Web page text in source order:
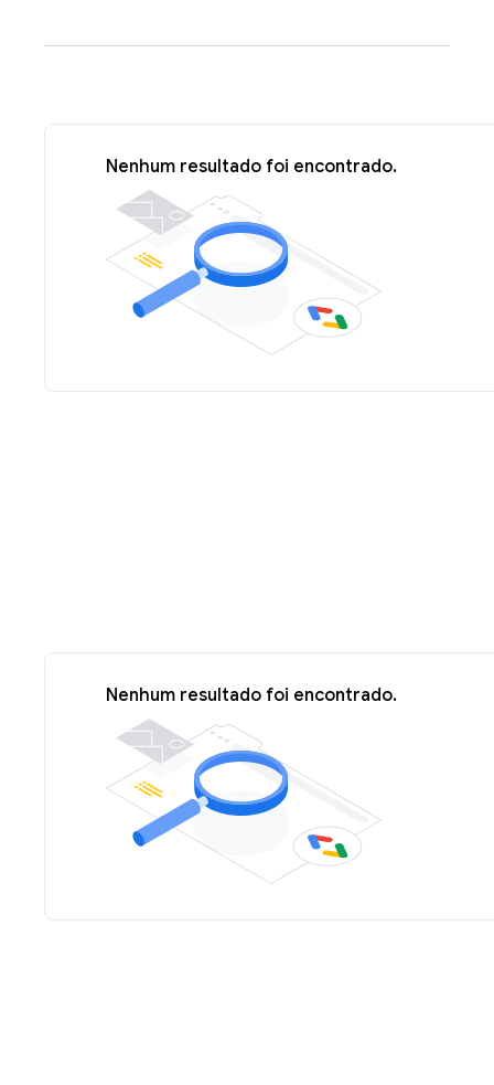
Nenhum resultado foi encontrado.
Nenhum resultado foi encontrado.